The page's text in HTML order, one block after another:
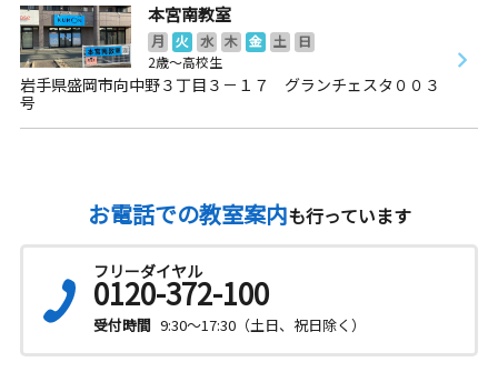
本宮南教室
月 火 水 木 金 土
日
2歳～高校生
岩手県盛岡市向中野３丁目３－１７ グランチェスタ００３
号
お電話での教室案内も行っています
フリーダイヤル
0120-372-100
受付時間 9:30～17:30（土日、祝日除く）